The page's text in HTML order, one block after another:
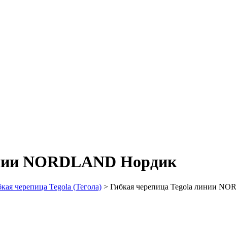
NORDLAND Нордик
черепица Tegola (Тегола) > Гибкая черепица Tegola линии